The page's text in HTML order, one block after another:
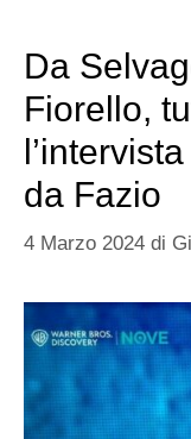
Da
Fiorello,
da Fazio
4 Marzo 2024 di